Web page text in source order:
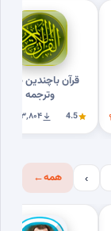
قرآن باچندین صوت
وترجمه
4.5 ۲۳٬۸۰۴
› همه←